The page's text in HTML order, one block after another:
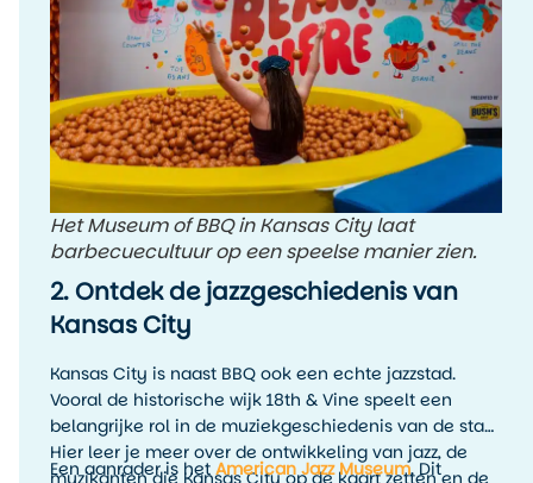
Het Museum of BBQ in Kansas City laat
barbecuecultuur op een speelse manier zien.
2. Ontdek de jazzgeschiedenis van
Kansas City
Kansas City is naast BBQ ook een echte jazzstad.
Vooral de historische wijk 18th & Vine speelt een
belangrijke rol in de muziekgeschiedenis van de stad.
Hier leer je meer over de ontwikkeling van jazz, de
muzikanten die Kansas City op de kaart zetten en de
Een aanrader is hetAmerican Jazz Museum. Dit